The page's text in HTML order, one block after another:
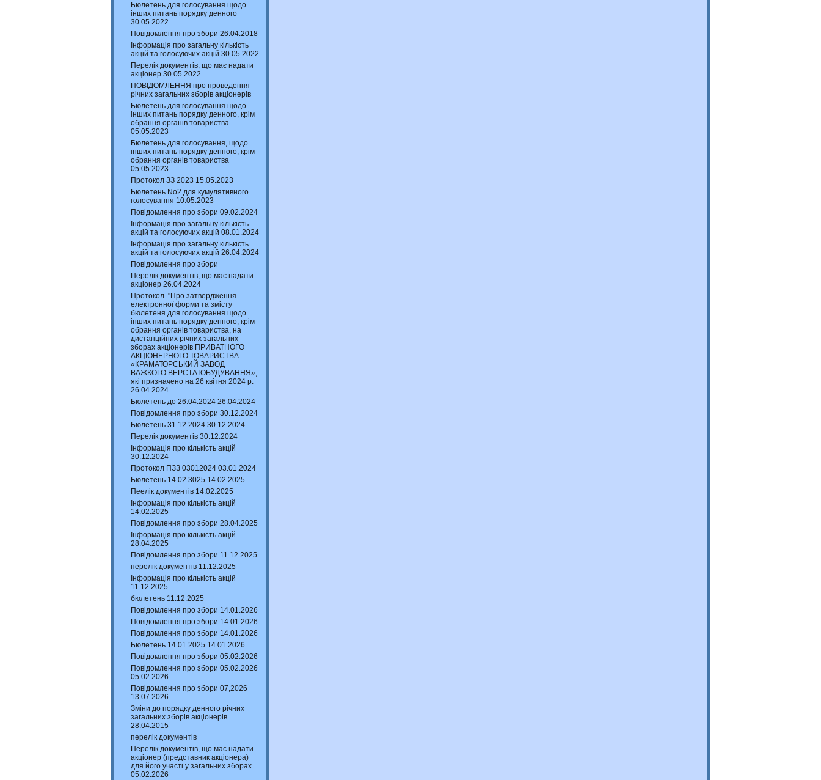
Бюлетень для голосування щодо
інших питань порядку денного
30.05.2022
Повідомлення про збори 26.04.2018
Інформація про загальну кількість
акцій та голосуючих акцій 30.05.2022
Перелік документів, що має надати
акціонер 30.05.2022
ПОВІДОМЛЕННЯ про проведення
річних загальних зборів акціонерів
Бюлетень для голосування щодо
інших питань порядку денного, крім
обрання органів товариства
05.05.2023
Бюлетень для голосування, щодо
інших питань порядку денного, крім
обрання органів товариства
05.05.2023
Протокол ЗЗ 2023 15.05.2023
Бюлетень No2 для кумулятивного
голосування 10.05.2023
Повідомлення про збори 09.02.2024
Інформація про загальну кількість
акцій та голосуючих акцій 08.01.2024
Інформація про загальну кількість
акцій та голосуючих акцій 26.04.2024
Повідомлення про збори
Перелік документів, що має надати
акціонер 26.04.2024
Протокол ."Про затвердження
електронної форми та змісту
бюлетеня для голосування щодо
інших питань порядку денного, крім
обрання органів товариства, на
дистанційних річних загальних
зборах акціонерів ПРИВАТНОГО
АКЦІОНЕРНОГО ТОВАРИСТВА
«КРАМАТОРСЬКИЙ ЗАВОД
ВАЖКОГО ВЕРСТАТОБУДУВАННЯ»,
які призначено на 26 квітня 2024 р.
26.04.2024
Бюлетень до 26.04.2024 26.04.2024
Повідомлення про збори 30.12.2024
Бюлетень 31.12.2024 30.12.2024
Перелік документів 30.12.2024
Інформація про кількість акцій
30.12.2024
Протокол ПЗЗ 03012024 03.01.2024
Бюлетень 14.02.3025 14.02.2025
Пеелік документів 14.02.2025
Інформація про кількість акцій
14.02.2025
Повідомлення про збори 28.04.2025
Інформація про кількість акцій
28.04.2025
Повідомлення про збори 11.12.2025
перелік документів 11.12.2025
Інформація про кількість акцій
11.12.2025
бюлетень 11.12.2025
Повідомлення про збори 14.01.2026
Повідомлення про збори 14.01.2026
Повідомлення про збори 14.01.2026
Бюлетень 14.01.2025 14.01.2026
Повідомлення про збори 05.02.2026
Повідомлення про збори 05.02.2026
05.02.2026
Повідомлення про збори 07,2026
13.07.2026
Зміни до порядку денного річних
загальних зборів акціонерів
28.04.2015
перелік документів
Перелік документів, що має надати
акціонер (представник акціонера)
для його участі у загальних зборах
05.02.2026